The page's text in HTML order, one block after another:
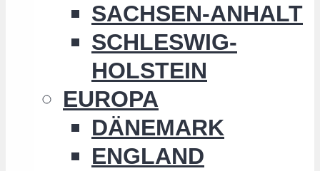
SACHSEN-ANHALT
SCHLESWIG-
HOLSTEIN
EUROPA
DÄNEMARK
ENGLAND